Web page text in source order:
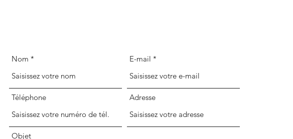
Nom E-mail
Téléphone Adresse
Objet